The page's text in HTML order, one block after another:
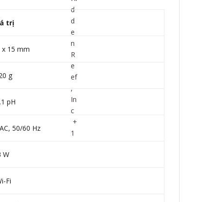
d
d
e
n
R
e
ef
,
In
c
+
1
trị
x 15 mm
g
pH
50/60 Hz
W
Fi